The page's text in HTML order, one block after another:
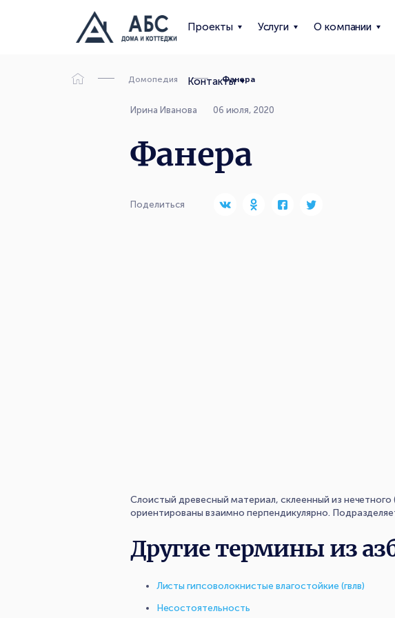
Проекты Услуги О компании
Контакты
Домопедия Фанера
Ирина Иванова 06 июля, 2020
Фанера
Поделиться
Слоистый древесный материал, склеенный из
ориентированы взаимно перпендикулярно.
Другие термины из
Листы гипсоволокнистые влагостойкие (гвлв)
Несостоятельность